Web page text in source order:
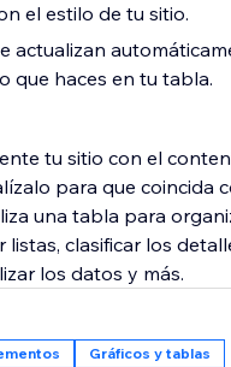
el estilo de tu sitio.
actualizan
que haces en tu tabla.
tu sitio con el
para que coincida
una tabla para
listas, clasificar los
los datos y más.
Gráficos y tablas